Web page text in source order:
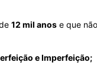
12 mil anos e que
e Imperfeição;